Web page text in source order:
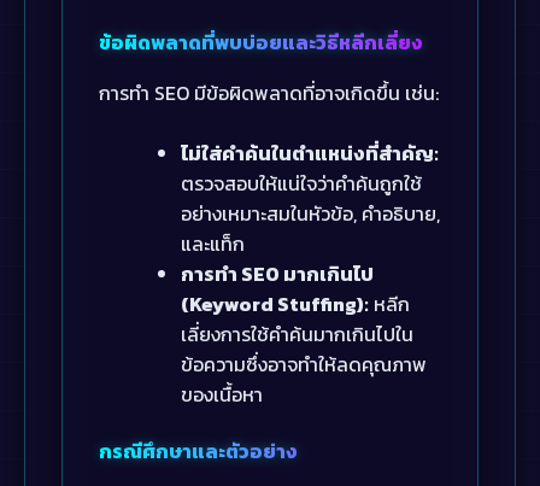
ข้อผิดพลาดที่พบบ่อยและวิธีหลีกเลี่ยง
การทำ SEO มีข้อผิดพลาดที่อาจเกิดขึ้น เช่น:
ไม่ใส่คำค้นในตำแหน่งที่สำคัญ:
ตรวจสอบให้แน่ใจว่าคำค้นถูกใช้
อย่างเหมาะสมในหัวข้อ, คำอธิบาย,
และแท็ก
การทำ SEO มากเกินไป
(Keyword Stuffing): หลีก
เลี่ยงการใช้คำค้นมากเกินไปใน
ข้อความซึ่งอาจทำให้ลดคุณภาพ
ของเนื้อหา
กรณีศึกษาและตัวอย่าง